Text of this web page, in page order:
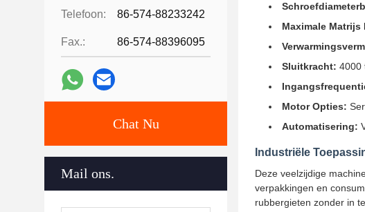
Telefoon: 86-574-88233242
Fax.: 86-574-88396095
Chat Nu
Mail ons.
Maximale Matrijs
Sluitkracht: 4000
Motor Opties:
Automatisering:
Industriële
Deze veelzijdige
verpakkingen en
rubbergieten zonder in